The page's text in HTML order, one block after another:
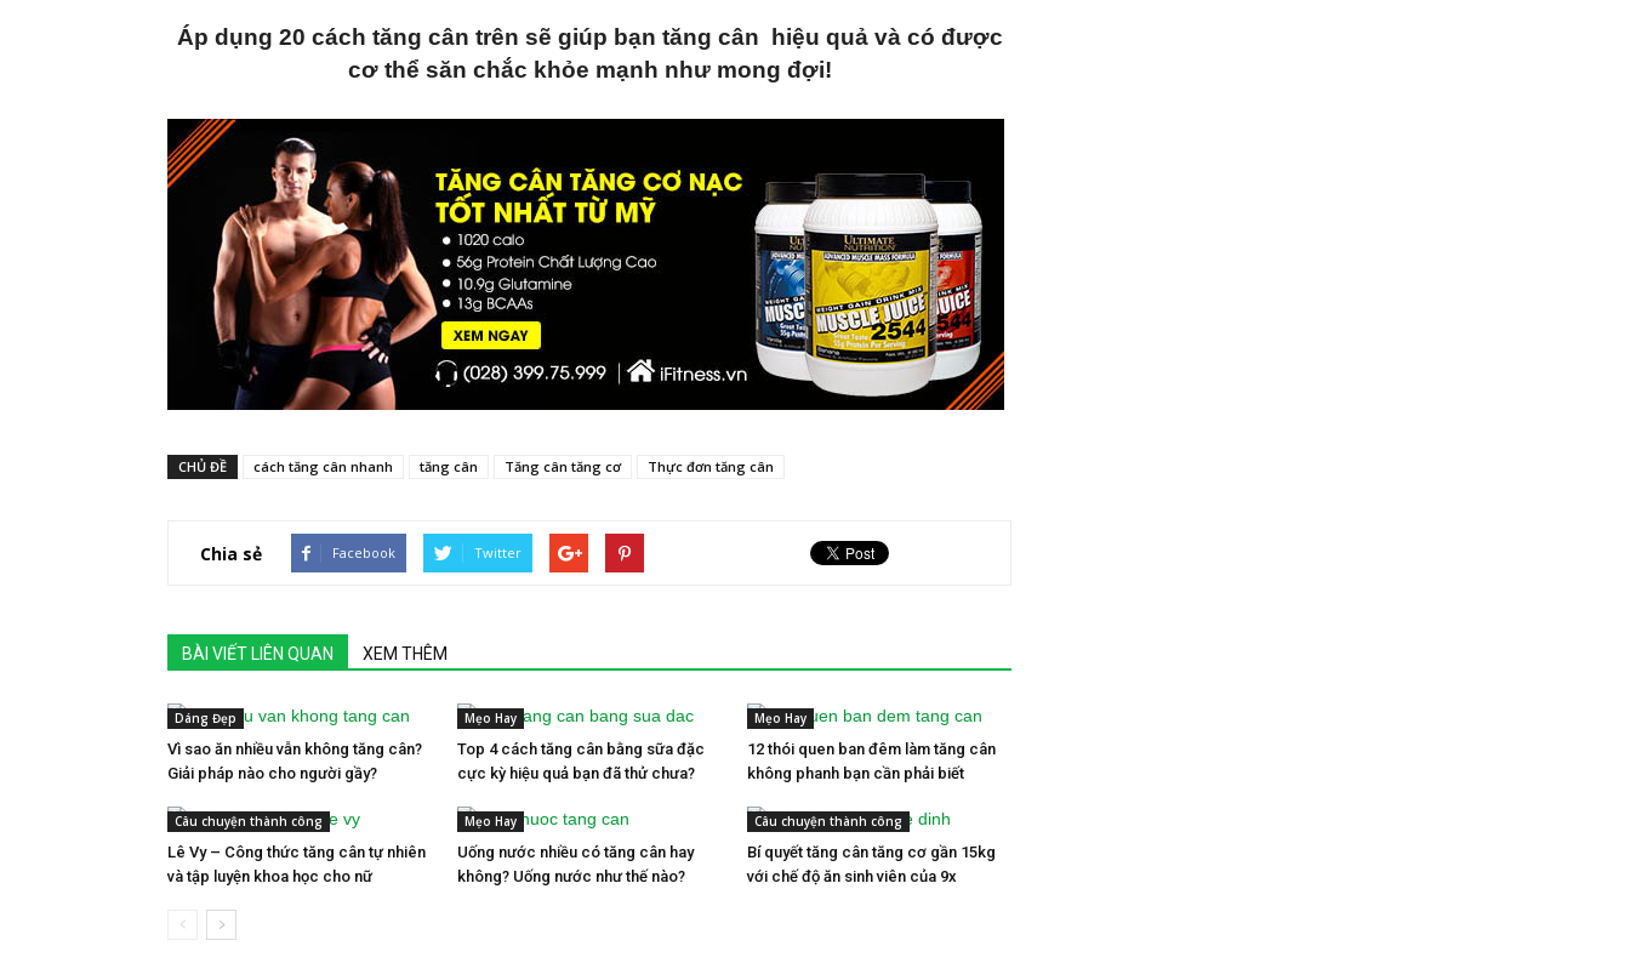
Áp dụng 20 cách tăng cân trên sẽ giúp bạn tăng cân hiệu quả và có được
cơ thể săn chắc khỏe mạnh như mong đợi!
CHỦ ĐỀ cách tăng cân nhanh tăng cân Tăng cân tăng cơ Thực đơn tăng cân
Chia sẻ Facebook Twitter
BÀI VIẾT LIÊN QUAN XEM THÊM
Dáng Đẹp
Vì sao ăn nhiều vẫn không tăng cân?
Giải pháp nào cho người gầy?
Mẹo Hay
Top 4 cách tăng cân bằng sữa đặc
cực kỳ hiệu quả bạn đã thử chưa?
Mẹo Hay
12 thói quen ban đêm làm tăng cân
không phanh bạn cần phải biết
Câu chuyện thành công
Lê Vy – Công thức tăng cân tự nhiên
và tập luyện khoa học cho nữ
Mẹo Hay
Uống nước nhiều có tăng cân hay
không? Uống nước như thế nào?
Câu chuyện thành công
Bí quyết tăng cân tăng cơ gần 15kg
với chế độ ăn sinh viên của 9x